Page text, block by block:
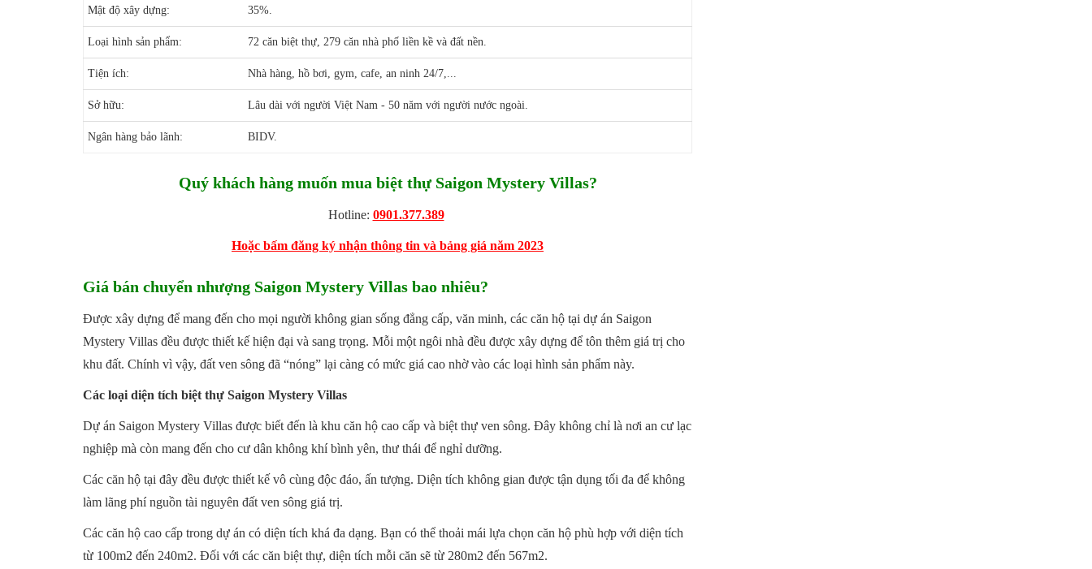
Mật độ xây dựng: 35%.
Loại hình sản phẩm: 72 căn biệt thự, 279 căn nhà phố liền kề và đất nền.
Tiện ích: Nhà hàng, hồ bơi, gym, cafe, an ninh 24/7,...
Sở hữu: Lâu dài với người Việt Nam - 50 năm với người nước ngoài.
Ngân hàng bảo lãnh: BIDV.
Quý khách hàng muốn mua biệt thự Saigon Mystery Villas?
Hotline: 0901.377.389
Hoặc bấm đăng ký nhận thông tin và bảng giá năm 2023
Giá bán chuyển nhượng Saigon Mystery Villas bao nhiêu?
Được xây dựng để mang đến cho mọi người không gian sống đẳng cấp, văn minh, các căn hộ tại dự án Saigon
Mystery Villas đều được thiết kế hiện đại và sang trọng. Mỗi một ngôi nhà đều được xây dựng để tôn thêm giá trị cho
khu đất. Chính vì vậy, đất ven sông đã “nóng” lại càng có mức giá cao nhờ vào các loại hình sản phẩm này.
Các loại diện tích biệt thự Saigon Mystery Villas
Dự án Saigon Mystery Villas được biết đến là khu căn hộ cao cấp và biệt thự ven sông. Đây không chỉ là nơi an cư lạc
nghiệp mà còn mang đến cho cư dân không khí bình yên, thư thái để nghỉ dưỡng.
Các căn hộ tại đây đều được thiết kế vô cùng độc đáo, ấn tượng. Diện tích không gian được tận dụng tối đa để không
làm lãng phí nguồn tài nguyên đất ven sông giá trị.
Các căn hộ cao cấp trong dự án có diện tích khá đa dạng. Bạn có thể thoải mái lựa chọn căn hộ phù hợp với diện tích
từ 100m2 đến 240m2. Đối với các căn biệt thự, diện tích mỗi căn sẽ từ 280m2 đến 567m2.